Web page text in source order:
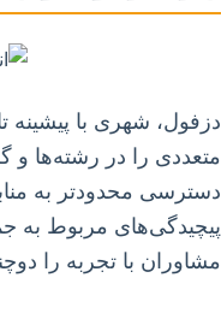
دزفول، شهری با
متعددی را در رشته‌ها
دسترسی محدودتر به
پیچیدگی‌های مربوط به
مشاوران با تجربه را